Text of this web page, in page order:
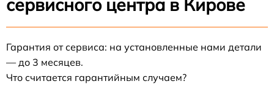
сервисного центра в Кирове
Гарантия от сервиса: на установленные нами детали
— до 3 месяцев.
Что считается гарантийным случаем?